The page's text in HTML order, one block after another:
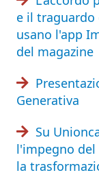
e il traguardo
usano l'app
del magazine
Generativa
Su
l'impegno del
la